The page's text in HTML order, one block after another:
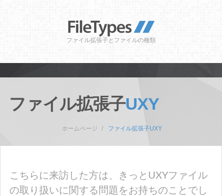
ファイル拡張子とファイルの種類
ファイル拡張子UXY
ホームページ ファイル拡張子UXY
こちらに来訪した方は、きっとUXYファイル
の取り扱いに関する問題をお持ちのことでし